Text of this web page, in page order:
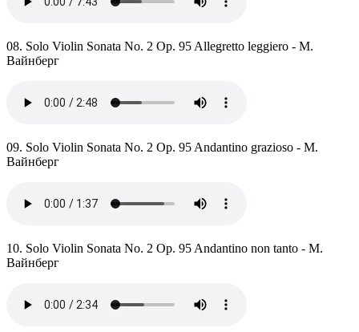
08. Solo Violin Sonata No. 2 Op. 95 Allegretto leggiero - М.
Вайнберг
09. Solo Violin Sonata No. 2 Op. 95 Andantino grazioso - М.
Вайнберг
10. Solo Violin Sonata No. 2 Op. 95 Andantino non tanto - М.
Вайнберг